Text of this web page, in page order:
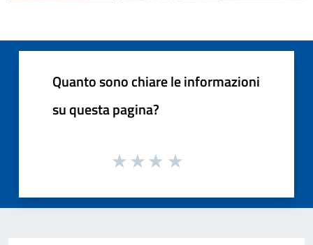
Quanto sono chiare le informazioni
su questa pagina?